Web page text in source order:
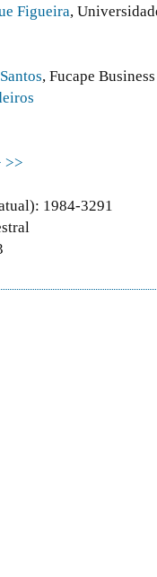
Figueira,
, Fucape
>>
1984-3291